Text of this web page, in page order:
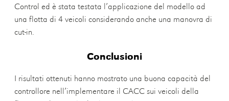
Control ed è stata testata l’applicazione del modello ad
una flotta di 4 veicoli considerando anche una manovra di
cut-in.
Conclusioni
I risultati ottenuti hanno mostrato una buona capacità del
controllore nell’implementare il CACC sui veicoli della